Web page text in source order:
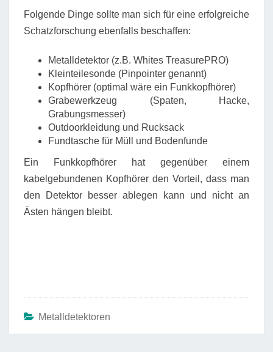
Folgende Dinge sollte man sich für eine erfolgreiche
Schatzforschung ebenfalls beschaffen:
Metalldetektor (z.B. Whites TreasurePRO)
Kleinteilesonde (Pinpointer genannt)
Kopfhörer (optimal wäre ein Funkkopfhörer)
Grabewerkzeug (Spaten, Hacke,
Grabungsmesser)
Outdoorkleidung und Rucksack
Fundtasche für Müll und Bodenfunde
Ein Funkkopfhörer hat gegenüber einem
kabelgebundenen Kopfhörer den Vorteil, dass man
den Detektor besser ablegen kann und nicht an
Ästen hängen bleibt.
Metalldetektoren